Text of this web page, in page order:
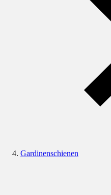
Gardinenschienen